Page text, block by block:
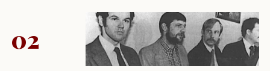
02